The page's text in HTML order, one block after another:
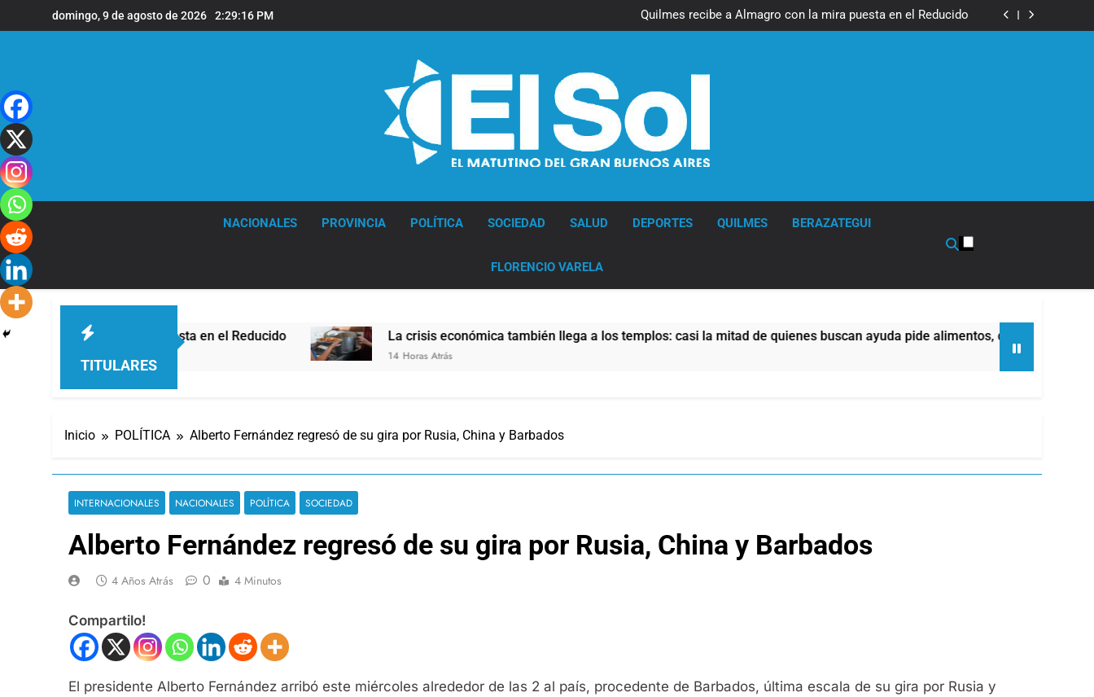
al
domingo, 9 de agosto de 2026 2:29:16 PM
El último adiós al papá de Leo Messi
Quilmes recibe a Almagro con la mira puesta en el Reducido
NACIONALES PROVINCIA POLÍTICA SOCIEDAD SALUD DEPORTES QUILMES BERAZATEGUI
FLORENCIO VARELA
TITULARES
con la mira puesta en el Reducido La crisis económica también llega a los templos: casi la mitad de quienes buscan ayuda pide alimentos, dinero o trabajo
14 Horas Atrás
Inicio POLÍTICA Alberto Fernández regresó de su gira por Rusia, China y Barbados
INTERNACIONALES NACIONALES POLÍTICA SOCIEDAD
Alberto Fernández regresó de su gira por Rusia, China y Barbados
4 Años Atrás 0 4 Minutos
Compartilo!
El presidente Alberto Fernández arribó este miércoles alrededor de las 2 al país, procedente de Barbados, última escala de su gira por Rusia y